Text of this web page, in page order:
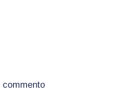
commento